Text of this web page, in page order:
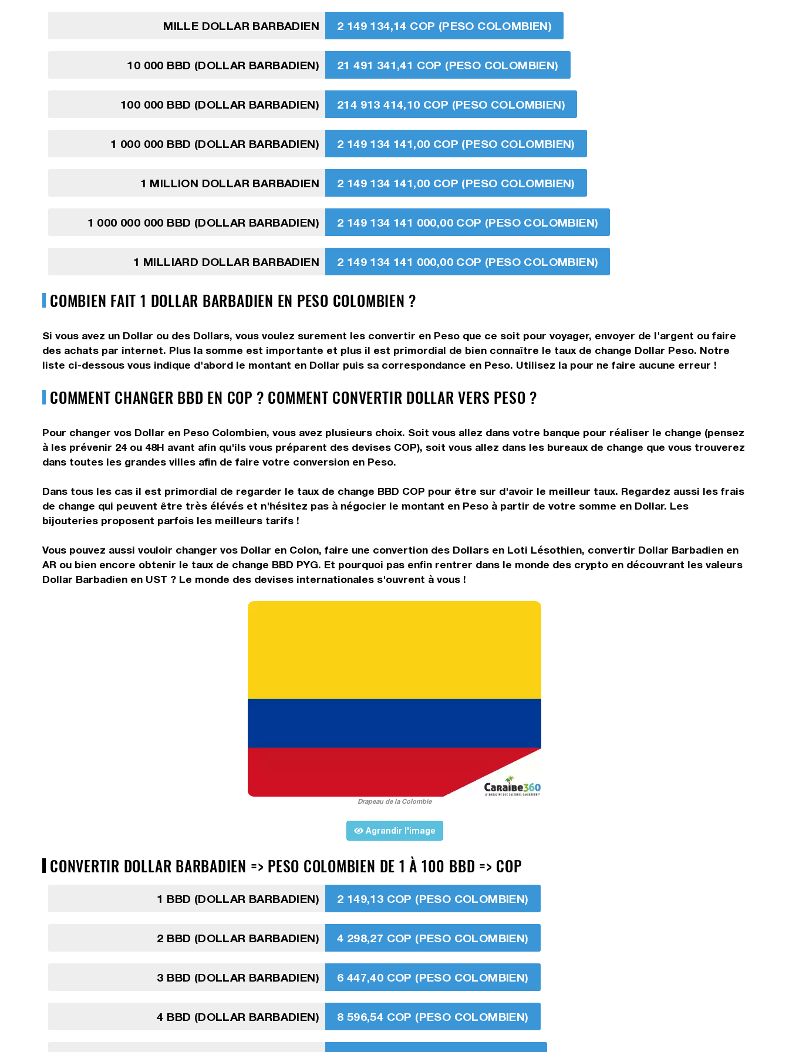
MILLE DOLLAR BARBADIEN 2 149 134,14 COP (PESO COLOMBIEN)
10 000 BBD (DOLLAR BARBADIEN) 21 491 341,41 COP (PESO COLOMBIEN)
100 000 BBD (DOLLAR BARBADIEN) 214 913 414,10 COP (PESO COLOMBIEN)
1 000 000 BBD (DOLLAR BARBADIEN) 2 149 134 141,00 COP (PESO COLOMBIEN)
1 MILLION DOLLAR BARBADIEN 2 149 134 141,00 COP (PESO COLOMBIEN)
1 000 000 000 BBD (DOLLAR BARBADIEN) 2 149 134 141 000,00 COP (PESO COLOMBIEN)
1 MILLIARD DOLLAR BARBADIEN 2 149 134 141 000,00 COP (PESO COLOMBIEN)
COMBIEN FAIT 1 DOLLAR BARBADIEN EN PESO COLOMBIEN ?
Si vous avez un Dollar ou des Dollars, vous voulez surement les convertir en Peso que ce soit pour voyager, envoyer de l'argent ou faire
des achats par internet. Plus la somme est importante et plus il est primordial de bien connaître le taux de change Dollar Peso. Notre
liste ci-dessous vous indique d'abord le montant en Dollar puis sa correspondance en Peso. Utilisez la pour ne faire aucune erreur !
COMMENT CHANGER BBD EN COP ? COMMENT CONVERTIR DOLLAR VERS PESO ?
Pour changer vos Dollar en Peso Colombien, vous avez plusieurs choix. Soit vous allez dans votre banque pour réaliser le change (pensez
à les prévenir 24 ou 48H avant afin qu'ils vous préparent des devises COP), soit vous allez dans les bureaux de change que vous trouverez
dans toutes les grandes villes afin de faire votre conversion en Peso.
Dans tous les cas il est primordial de regarder le taux de change BBD COP pour être sur d'avoir le meilleur taux. Regardez aussi les frais
de change qui peuvent être très élévés et n'hésitez pas à négocier le montant en Peso à partir de votre somme en Dollar. Les
bijouteries proposent parfois les meilleurs tarifs !
Vous pouvez aussi vouloir changer vos Dollar en Colon, faire une convertion des Dollars en Loti Lésothien, convertir Dollar Barbadien en
AR ou bien encore obtenir le taux de change BBD PYG. Et pourquoi pas enfin rentrer dans le monde des crypto en découvrant les valeurs
Dollar Barbadien en UST ? Le monde des devises internationales s'ouvrent à vous !
Drapeau de la Colombie
Agrandir l'image
CONVERTIR DOLLAR BARBADIEN => PESO COLOMBIEN DE 1 À 100 BBD => COP
1 BBD (DOLLAR BARBADIEN) 2 149,13 COP (PESO COLOMBIEN)
2 BBD (DOLLAR BARBADIEN) 4 298,27 COP (PESO COLOMBIEN)
3 BBD (DOLLAR BARBADIEN) 6 447,40 COP (PESO COLOMBIEN)
4 BBD (DOLLAR BARBADIEN) 8 596,54 COP (PESO COLOMBIEN)